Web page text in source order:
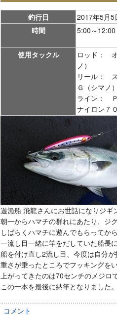
釣行日 2017年5月5
時間
5:00～12:00
使用タックル
ロッド：
ノ）
リール：
Ｇ（シマノ）
ライン： Ｐ
ナイロン７
遊漁船 飛龍さんにお世話になりジギ
朝一からハマチの群れにあたり、ジ
しばらくハマチに遊んでもらってか
一流し目一緒に竿をだしていた船長
船を付け直し2流し目、今度は自分
重さが乗ったところでフッキングを
上がってきたのは70センチのメジロ
この一本を最後に納竿となりました。
コメント